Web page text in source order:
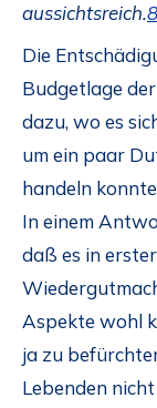
aussichtsreich.8
Die
Budgetlage
dazu, wo es
um ein paar
handeln
In einem
daß es in
Aspekte wohl
ja zu
Lebenden